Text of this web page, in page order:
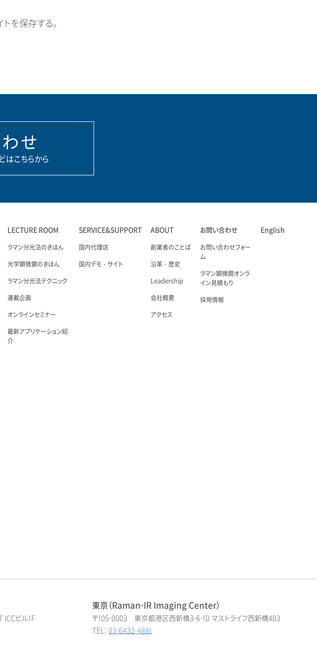
を保存する。
せ
はこちらから
LECTURE ROOM
ラマン分光法のきほん
光学顕微鏡のきほん
ラマン分光法テクニック
連載企画
オンラインセミナー
最新アプリケーション紹
介
SERVICE&SUPPORT
国内代理店
国内デモ・サイト
ABOUT
創業者のことば
沿革・歴史
Leadership
会社概要
アクセス
お問い合わせ
お問い合わせフォー
ム
ラマン顕微鏡オンラ
イン見積もり
採用情報
English
ビル1F
東京（Raman-IR Imaging Center）
〒105-0003 東京都港区西新橋3-6-10 マストライフ西新橋403
TEL:03-6432-4881